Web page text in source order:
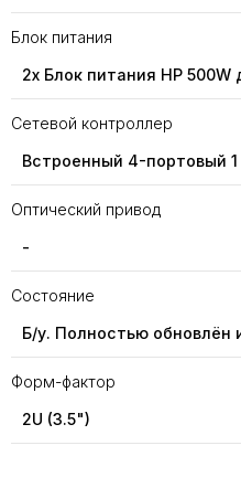
Блок питания
2x Блок питания HP 500W
Сетевой контроллер
Встроенный 4-портовый
Оптический привод
-
Состояние
Б/у. Полностью обновлён
Форм-фактор
2U (3.5")